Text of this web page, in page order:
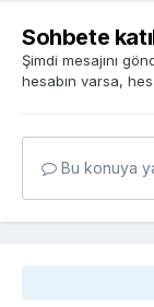
Sohbete
Şimdi mesajını
hesabın varsa,
Bu konuya